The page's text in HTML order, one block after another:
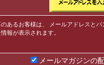
あるお客様は、 メールアドレスと
報が表示されます。
メールマガジンの